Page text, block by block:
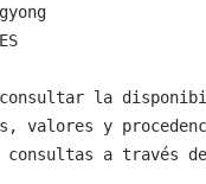
consultar la
valores y
a través de